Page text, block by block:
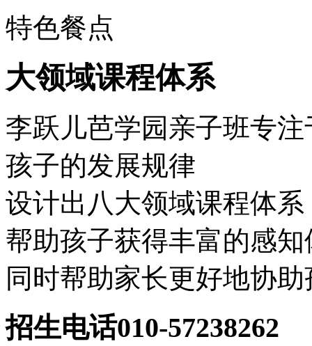
特色餐点
大领域课程体系
李跃儿芭学园亲子班专
孩子的发展规律
设计出八大领域课程体系
帮助孩子获得丰富的感
同时帮助家长更好地协
招生电话010-57238262